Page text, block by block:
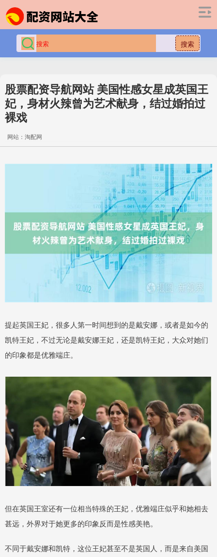
搜索
股票配资导航网站 美国性感女星成英国王
妃，身材火辣曾为艺术献身，结过婚拍过
裸戏
网站：淘配网
提起英国王妃，很多人第一时间想到的是戴安娜，或者是如今的
凯特王妃，不过无论是戴安娜王妃，还是凯特王妃，大众对她们
的印象都是优雅端庄。
但在英国王室还有一位相当特殊的王妃，优雅端庄似乎和她相去
甚远，外界对于她更多的印象反而是性感美艳。
不同于戴安娜和凯特，这位王妃甚至不是英国人，而是来自美国